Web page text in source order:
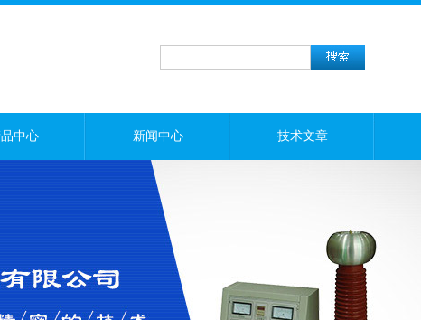
中心 新闻中心 技术文章